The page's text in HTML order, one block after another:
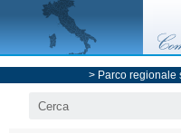
> Parco regionale